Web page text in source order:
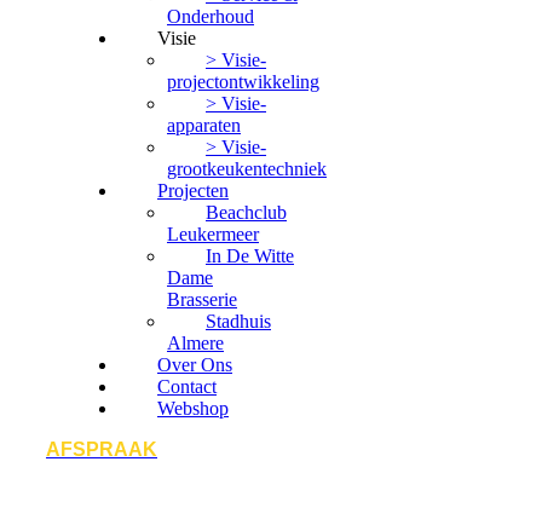
Onderhoud
Visie
> Visie-
projectontwikkeling
> Visie-
apparaten
> Visie-
grootkeukentechniek
Projecten
Beachclub
Leukermeer
In De Witte
Dame
Brasserie
Stadhuis
Almere
Over Ons
Contact
Webshop
AFSPRAAK